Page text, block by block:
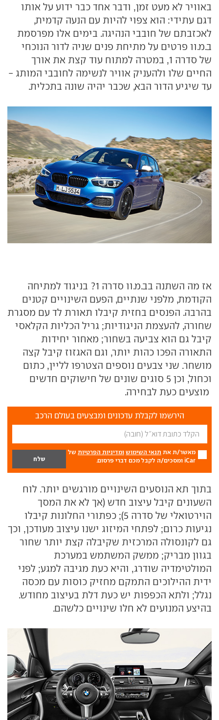
באוויר לא מעט זמן, ודבר אחד כבר ידוע על אותו
דגם עתידי: הוא צפוי להיות עם הנעה קדמית,
לאכזבתם של חובבי הנהיגה. בימים אלו מפרסמת
ב.מ.וו פרטים על מתיחת פנים שניה לדור הנוכחי
של סדרה 1, במטרה למתוח עוד קצת את אורך
החיים שלו ולהעניק אוויר לנשימה לחובבי המותג -
עד שיגיע הדור הבא, שכבר יהיה שונה בתכלית.
אז מה השתנה בב.מ.וו סדרה 1? בניגוד למתיחה
הקודמת, מלפני שנתיים, הפעם השינויים קטנים
בהרבה. הפנסים בחזית קיבלו תאורת לד עם מסגרת
שחורה, להעצמת הניגודיות; גריל הכליות הקלאסי
קיבל גם הוא צביעה בשחור; מאחור יחידות
התאורה הפכו כהות יותר, וגם האגזוז קיבל קצה
מושחר. שני צבעים נוספים הצטרפו לליין, כתום
וכחול, וכן 5 סוגים שונים של חישוקים חדשים
מוצעים כעת לבחירה.
הירשמו לקבלת עדכונים ומבצעים בעולם הרכב
מאשר/ת את תנאי השימוש ומדיניות הפרטיות של
iCar ומסכים/ה לקבל מכם דברי פרסום.
בתוך תא הנוסעים השינויים מורגשים יותר. לוח
השעונים קיבל עיצוב חדש (אך לא את המסך
הוירטואלי של סדרה 5); כפתורי החלונות קיבלו
נגיעות כרום; לפתחי המיזוג ישנו עיצוב מעודכן, וכך
גם לקונסולה המרכזית שקיבלה קצת יותר שחור
בגוון מבריק; ממשק המשתמש במערכת
המולטימדיה שודרג, והיא כעת מגיבה למגע; לפני
ידית ההילוכים התמקם מחזיק כוסות עם מכסה
נגלל; ולתא הכפפות יש כעת דלת בעיצוב מחודש.
בהיצע המנועים לא חלו שינויים כלשהם.